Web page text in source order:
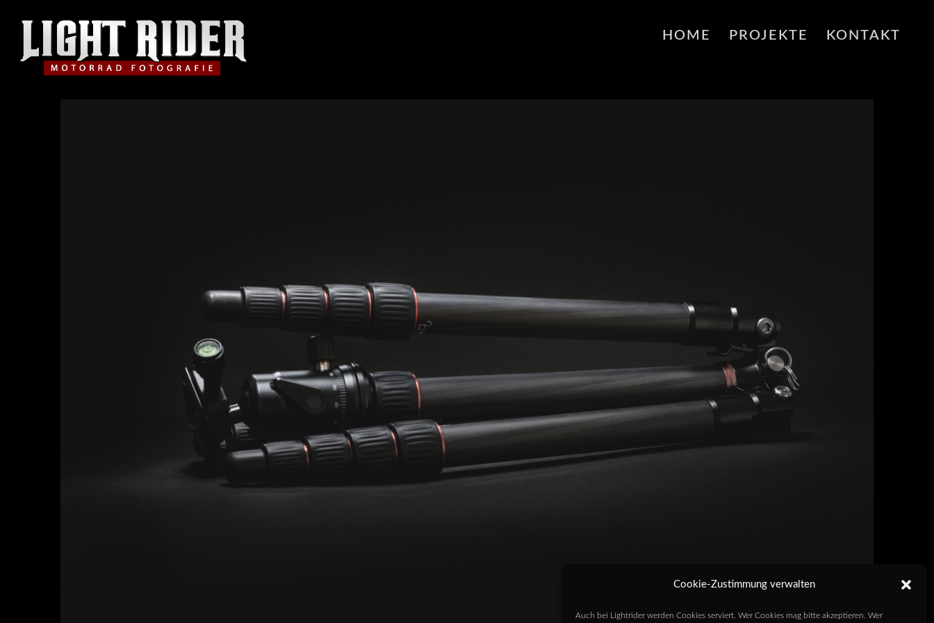
Cookie-Zustimmung verwalten
Auch bei Lightrider werden Cookies serviert. Wer Cookies mag bitte akzeptieren. Wer
HOME PROJEKTE KONTAKT